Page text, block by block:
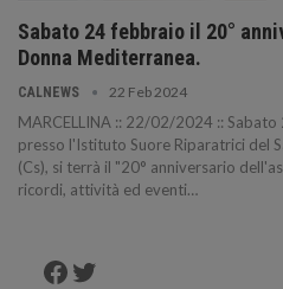
Sabato 24 febbraio il 20°
Donna Mediterranea.
CALNEWS 22 Feb 2024
MARCELLINA :: 22/02/2024 ::
presso l'Istituto Suore Riparatrici del
(Cs), si terrà il "20° anniversario
ricordi, attività ed eventi…
Facebook
Twitter